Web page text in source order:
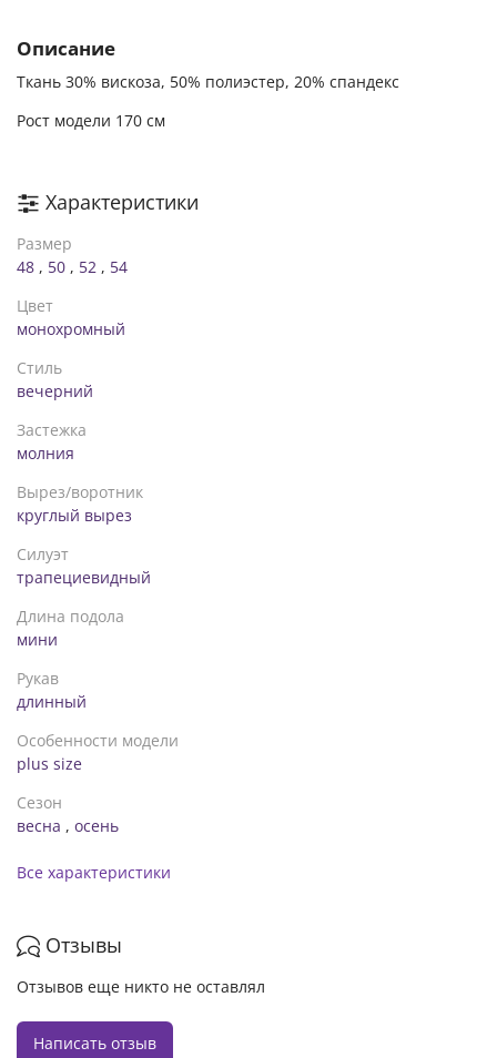
Описание
Ткань 30% вискоза, 50% полиэстер, 20% спандекс
Рост модели 170 см
Характеристики
Размер
48 , 50 , 52 , 54
Цвет
монохромный
Стиль
вечерний
Застежка
молния
Вырез/воротник
круглый вырез
Силуэт
трапециевидный
Длина подола
мини
Рукав
длинный
Особенности модели
plus size
Сезон
весна , осень
Все характеристики
Отзывы
Отзывов еще никто не оставлял
Написать отзыв